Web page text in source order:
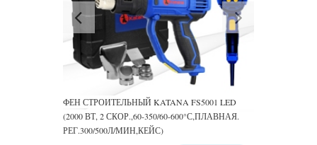
Previous Next
ФЕН СТРОИТЕЛЬНЫЙ KATANA FS5001 LED
(2000 ВТ, 2 СКОР.,60-350/60-600°С,ПЛАВНАЯ.
РЕГ.300/500Л/МИН,КЕЙС)